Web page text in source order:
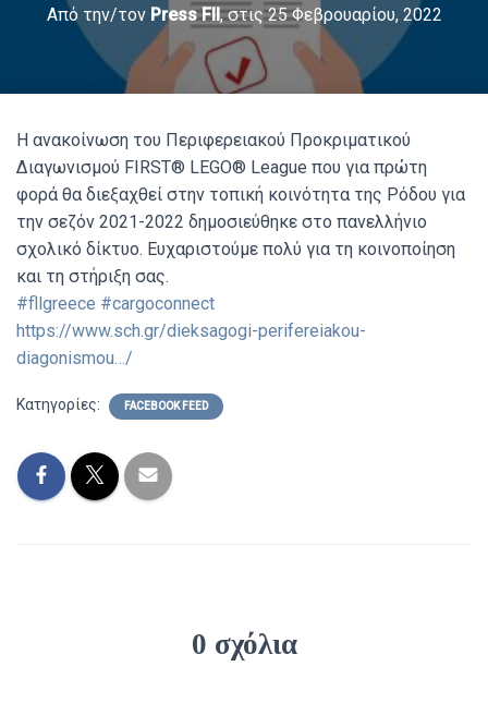
Από την/τον Press Fll, στις25 Φεβρουαρίου, 2022
Η ανακοίνωση του Περιφερειακού Προκριματικού
Διαγωνισμού FIRST® LEGO® League που για πρώτη
φορά θα διεξαχθεί στην τοπική κοινότητα της Ρόδου για
την σεζόν 2021-2022 δημοσιεύθηκε στο πανελλήνιο
σχολικό δίκτυο. Ευχαριστούμε πολύ για τη κοινοποίηση
και τη στήριξη σας.
#fllgreece #cargoconnect
https://www.sch.gr/dieksagogi-perifereiakou-
diagonismou…/
Κατηγορίες: FACEBOOK FEED
0 σχόλια